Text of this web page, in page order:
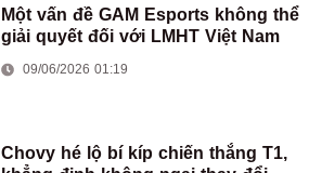
Một vấn đề GAM Esports không thể
giải quyết đối với LMHT Việt Nam
09/06/2026 01:19
Chovy hé lộ bí kíp chiến thắng T1,